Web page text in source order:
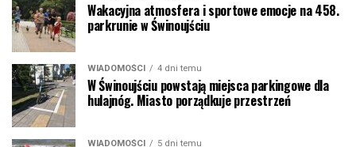
Wakacyjna atmosfera i sportowe emocje na 458.
parkrunie w Świnoujściu
WIADOMOŚCI 4 dni temu
W Świnoujściu powstają miejsca parkingowe dla
hulajnóg. Miasto porządkuje przestrzeń
WIADOMOŚCI 5 dni temu